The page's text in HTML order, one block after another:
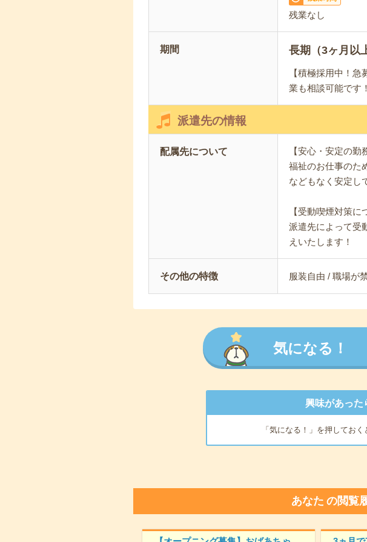
残業なし
期間 長期（3ヶ月以
【積極採用中！
業も相談可能です！
派遣先の情報
配属先について
【安心・安定の勤
福祉のお仕事のた
などもなく安定し
【受動喫煙対策に
派遣先によって受
えいたします！
その他の特徴 服装自由 / 職場が
気になる！
興味があった
「気になる！」を押してお
あなた の閲覧